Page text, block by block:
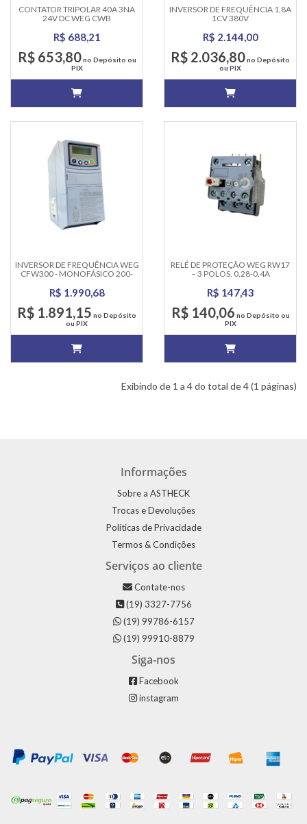
CONTATOR TRIPOLAR 40A 3NA
24V DC WEG CWB
R$ 688,21
R$ 653,80no Depósito ou
PIX
INVERSOR DE FREQUÊNCIA 1,8A
1CV 380V
R$ 2.144,00
R$ 2.036,80no Depósito
ou PIX
INVERSOR DE FREQUÊNCIA WEG
CFW300 - MONOFÁSICO 200-
R$ 1.990,68
R$ 1.891,15 no Depósito
ou PIX
RELÉ DE PROTEÇÃO WEG RW17
– 3 POLOS, 0,28-0,4A
R$ 147,43
R$ 140,06 no Depósito ou
PIX
Exibindo de 1 a 4 do total de 4 (1 páginas)
Informações
Sobre a ASTHECK
Trocas e Devoluções
Políticas de Privacidade
Termos & Condições
Serviços ao cliente
Contate-nos
(19) 3327-7756
(19) 99786-6157
(19) 99910-8879
Siga-nos
Facebook
instagram